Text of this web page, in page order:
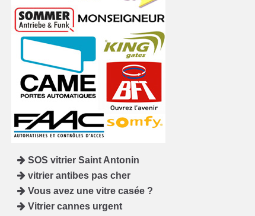
SOS vitrier Saint Antonin
vitrier antibes pas cher
Vous avez une vitre casée ?
Vitrier cannes urgent